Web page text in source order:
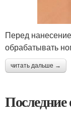
Перед
обрабатывать
читать дальше →
Последние